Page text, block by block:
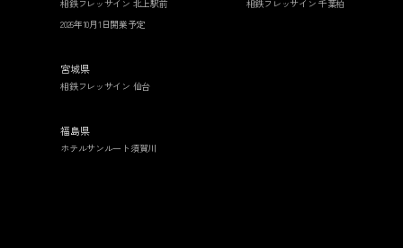
相鉄フレッサイン 北上駅前
2026年10月1日開業予定
宮城県
相鉄フレッサイン 仙台
福島県
ホテルサンルート須賀川
相鉄フレッサイン 千葉柏